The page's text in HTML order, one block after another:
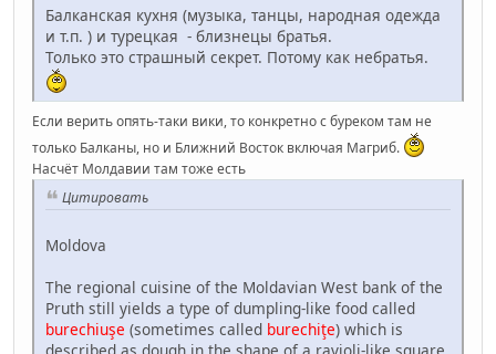
Балканская кухня (музыка, танцы, народная одежда
и т.п. ) и турецкая - близнецы братья.
Только это страшный секрет. Потому как небратья.
Если верить опять-таки вики, то конкретно с буреком там не
только Балканы, но и Ближний Восток включая Магриб.
Насчёт Молдавии там тоже есть
Цитировать
Moldova
The regional cuisine of the Moldavian West bank of the
Pruth still yields a type of dumpling-like food called
burechiuşe (sometimes called burechiţe) which is